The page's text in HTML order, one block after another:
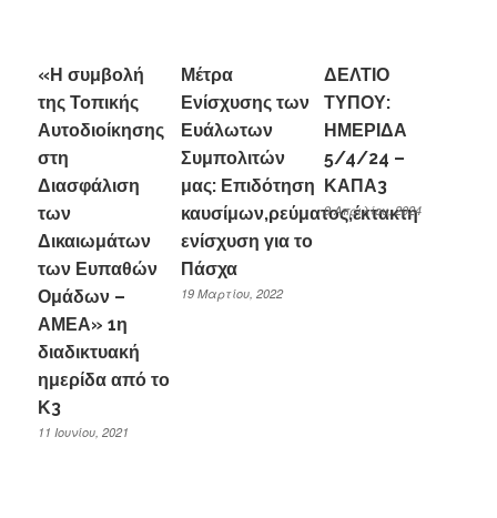
«Η συμβολή
της Τοπικής
Αυτοδιοίκησης
στη
Διασφάλιση
των
Δικαιωμάτων
των Ευπαθών
Ομάδων –
ΑΜΕΑ» 1η
διαδικτυακή
ημερίδα από το
Κ3
11 Ιουνίου, 2021
Μέτρα
Ενίσχυσης των
Ευάλωτων
Συμπολιτών
μας: Επιδότηση
καυσίμων,ρεύματος,έκτακτη
ενίσχυση για το
Πάσχα
19 Μαρτίου, 2022
ΔΕΛΤΙΟ
ΤΥΠΟΥ:
ΗΜΕΡΙΔΑ
5/4/24 –
ΚΑΠΑ3
9 Απριλίου, 2024